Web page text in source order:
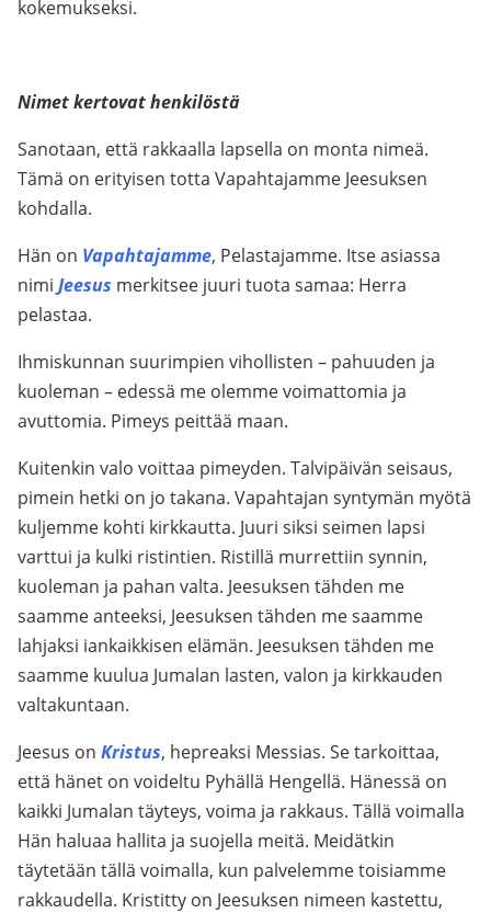
kokemukseksi.
Nimet kertovat henkilöstä
Sanotaan, että rakkaalla lapsella on monta nimeä.
Tämä on erityisen totta Vapahtajamme Jeesuksen
kohdalla.
Hän on Vapahtajamme, Pelastajamme. Itse asiassa
nimi Jeesus merkitsee juuri tuota samaa: Herra
pelastaa.
Ihmiskunnan suurimpien vihollisten – pahuuden ja
kuoleman – edessä me olemme voimattomia ja
avuttomia. Pimeys peittää maan.
Kuitenkin valo voittaa pimeyden. Talvipäivän seisaus,
pimein hetki on jo takana. Vapahtajan syntymän myötä
kuljemme kohti kirkkautta. Juuri siksi seimen lapsi
varttui ja kulki ristintien. Ristillä murrettiin synnin,
kuoleman ja pahan valta. Jeesuksen tähden me
saamme anteeksi, Jeesuksen tähden me saamme
lahjaksi iankaikkisen elämän. Jeesuksen tähden me
saamme kuulua Jumalan lasten, valon ja kirkkauden
valtakuntaan.
Jeesus on Kristus, hepreaksi Messias. Se tarkoittaa,
että hänet on voideltu Pyhällä Hengellä. Hänessä on
kaikki Jumalan täyteys, voima ja rakkaus. Tällä voimalla
Hän haluaa hallita ja suojella meitä. Meidätkin
täytetään tällä voimalla, kun palvelemme toisiamme
rakkaudella. Kristitty on Jeesuksen nimeen kastettu,